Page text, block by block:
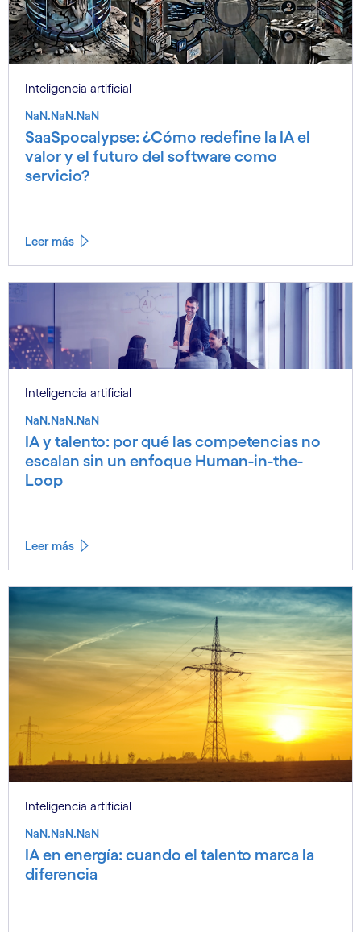
Inteligencia artificial
NaN.NaN.NaN
SaaSpocalypse: ¿Cómo redefine la IA el
valor y el futuro del software como
servicio?
Leer más
Inteligencia artificial
NaN.NaN.NaN
IA y talento: por qué las competencias no
escalan sin un enfoque Human-in-the-
Loop
Leer más
Inteligencia artificial
NaN.NaN.NaN
IA en energía: cuando el talento marca la
diferencia